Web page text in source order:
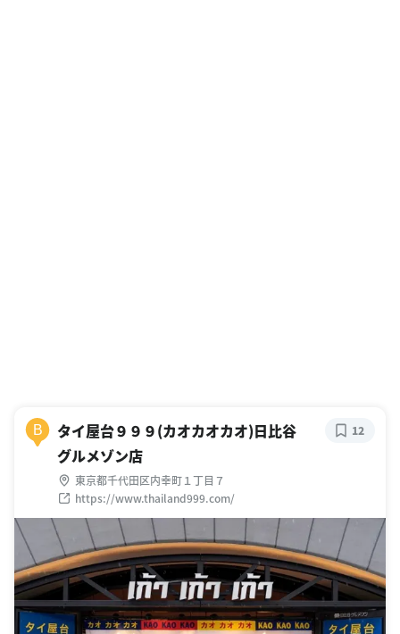
B
タイ屋台９９９(カオカオカオ)日比谷
グルメゾン店
東京都千代田区内幸町１丁目７
https://www.thailand999.com/
12